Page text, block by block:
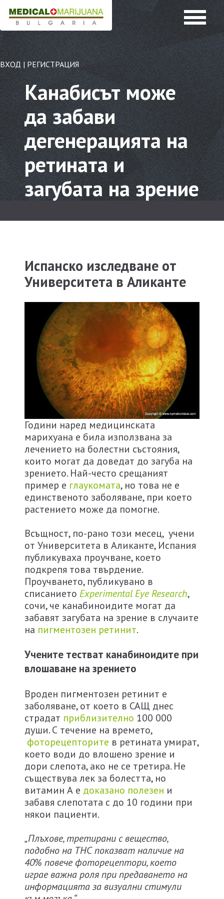
ВХОД | РЕГИСТРАЦИЯ
Канабисът може
да забави
дегенерацията на
ретината и
загубата на зрение
Испанско изследване от
Университета в Аликанте
Години наред медицинската
марихуана е била използвана за
лечението на болестни състояния,
които могат да доведат до загуба на
зрението. Най-често срещаният
пример e глаукомата, но това не е
единственото заболяване, при което
растението може да помогне.
Всъщност, по-рано този месец, учени
от Университета в Аликанте, Испания
публикуваха проучване, което
подкрепя това твърдение.
Проучването, публикувано в
списанието Experimental Eye Research,
сочи, че канабиноидите могат да
забавят загубата на зрение в случаите
на пигментозен ретинит.
Учените тестват канабиноидите при
влошаване на зрението
Вроден пигментозен ретинит е
заболяване, от което в САЩ днес
страдат приблизително 100 000
души. С течение на времето,
фоторецепторите в ретината умират,
което води до влошено зрение и
дори слепота, ако не се третира. Не
съществува лек за болестта, но
витамин А е доказано полезен и
забавя слепотата с до 10 години при
някои пациенти.
„Плъхове, третирани с вещество,
подобно на ТНС показват наличие на
40% повече фоторецептори, което
играе важна роля при предаването на
информацията за визуални стимули